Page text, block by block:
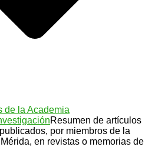
de la Academia
Resumen de artículos
por miembros de la
en revistas o memorias de